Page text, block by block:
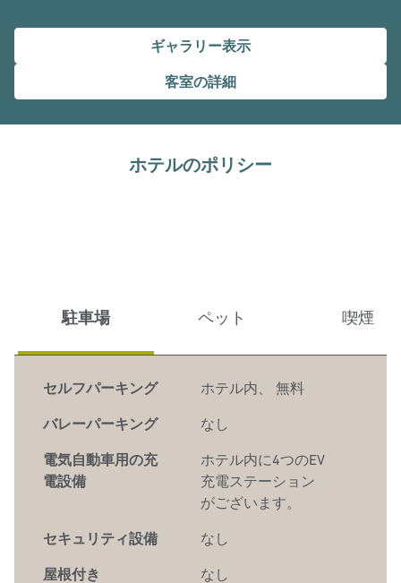
ギャラリー表示
客室の詳細
ホテルのポリシー
駐車場 ペット 喫煙
セルフパーキング ホテル内 無料
バレーパーキング なし
電気自動車用の充
電設備
ホテル内に4つのEV
充電ステーション
がございます。
セキュリティ設備 なし
屋根付き なし